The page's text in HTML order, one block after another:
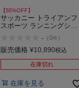
【55%OFF】
サッカニー トライアンフ
スポーツ ランニングシュ
TRIUMPH 22 200 201 203
135 アウトレット セール
-（0件 ）
販売価格 ¥10,890税込
在庫切れ
在庫を見る